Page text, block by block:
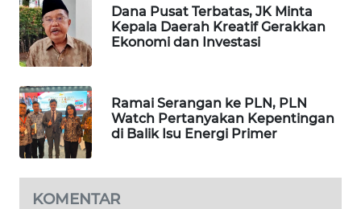
Dana Pusat Terbatas, JK Minta
Kepala Daerah Kreatif Gerakkan
Ekonomi dan Investasi
Ramai Serangan ke PLN, PLN
Watch Pertanyakan Kepentingan
di Balik Isu Energi Primer
KOMENTAR
LKKI
KOPEKLIN
PORTAL
KONSUMEN
FORWAMKI
ALPERKLINAS